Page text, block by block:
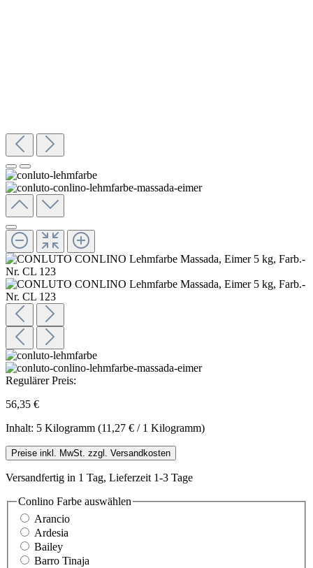
Regulärer Preis:
56,35 €
Inhalt: 5 Kilogramm (11,27 € / 1 Kilogramm)
Preise inkl. MwSt. zzgl. Versandkosten
Versandfertig in 1 Tag, Lieferzeit 1-3 Tage
Conlino Farbe auswählen
Arancio
Ardesia
Bailey
Barro Tinaja